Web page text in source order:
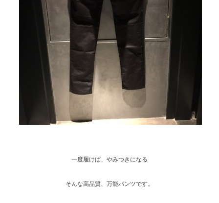
一度履けば、やみつきになる
そんな高品質、万能パンツです。